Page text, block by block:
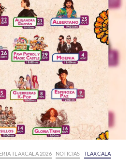
TLAXCALA 2026 NOTICIAS TLAXCALA